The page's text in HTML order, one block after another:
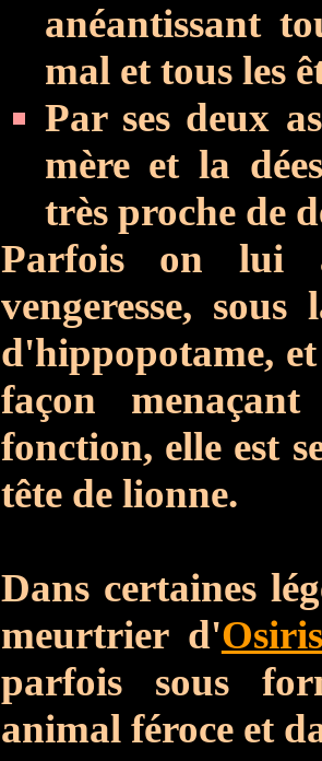
anéantissant
mal et tous les
Par ses deux
mère et la
très proche de
Parfois on lui
vengeresse,
d'hippopotame,
façon
fonction, elle est
tête de lionne.
Dans certaines
meurtrier d'Osiris
parfois sous
animal féroce et